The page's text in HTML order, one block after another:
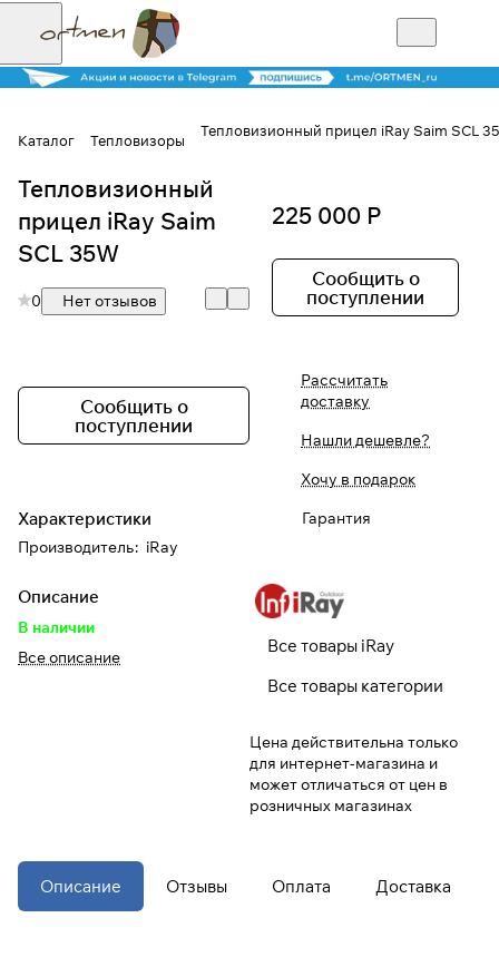
Каталог Тепловизоры
Тепловизионный прицел iRay Saim SCL
Тепловизионный
прицел iRay Saim
SCL 35W
0 Нет отзывов
Сообщить о
поступлении
Характеристики
Производитель: iRay
Описание
В наличии
Все описание
225 000 Р
Сообщить о
поступлении
Рассчитать
доставку
Нашли дешевле?
Хочу в подарок
Гарантия
Все товары iRay
Все товары категории
Цена действительна только
для интернет-магазина и
может отличаться от цен в
розничных магазинах
Описание Отзывы Оплата Доставка
Для клиентов всех банков
Разбейте
оплату на части
25%
При оформлении заказа
Оплачивайте сегодня только 25%
выбранный способом
% будут
по